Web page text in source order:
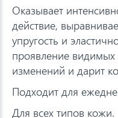
Оказывает
действие,
упругость и
проявление видимых
изменений и дарит
Подходит для
Для всех типов кожи.